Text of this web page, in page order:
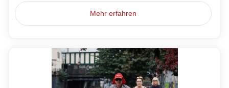
Mehr erfahren